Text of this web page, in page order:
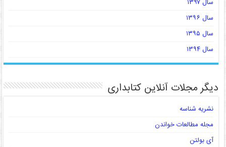
سال ۱۳۹۷
سال ۱۳۹۶
سال ۱۳۹۵
سال ۱۳۹۴
دیگر مجلات آنلاین کتابداری
نشریه شناسه
مجله مطالعات خواندن
آی بولتن